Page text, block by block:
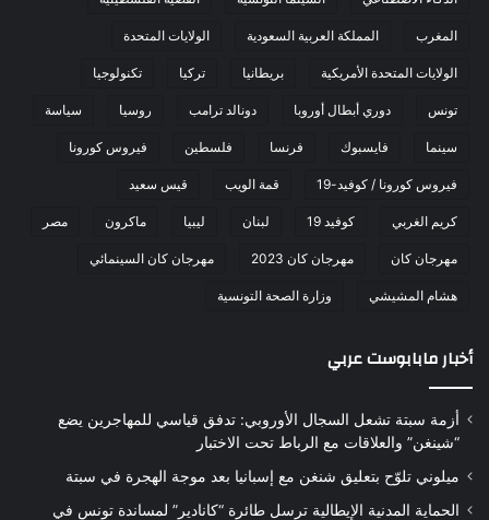
المغرب المملكة العربية السعودية الولايات المتحدة
الولايات المتحدة الأمريكية بريطانيا تركيا تكنولوجيا
تونس دوري أبطال أوروبا دونالد ترامب روسيا سياسة
سينما فايسبوك فرنسا فلسطين فيروس كورونا
فيروس كورونا / كوفيد-19 قمة الويب قيس سعيد
كريم الغربي كوفيد 19 لبنان ليبيا ماكرون مصر
مهرجان كان مهرجان كان 2023 مهرجان كان السينمائي
هشام المشيشي وزارة الصحة التونسية
أخبار مابابوست عربي
أزمة سبتة تشعل السجال الأوروبي: تدفق قياسي للمهاجرين يضع
“شينغن” والعلاقات مع الرباط تحت الاختبار
ميلوني تلوّح بتعليق شنغن مع إسبانيا بعد موجة الهجرة في سبتة
الحماية المدنية الإيطالية ترسل طائرة “كانادير” لمساندة تونس في